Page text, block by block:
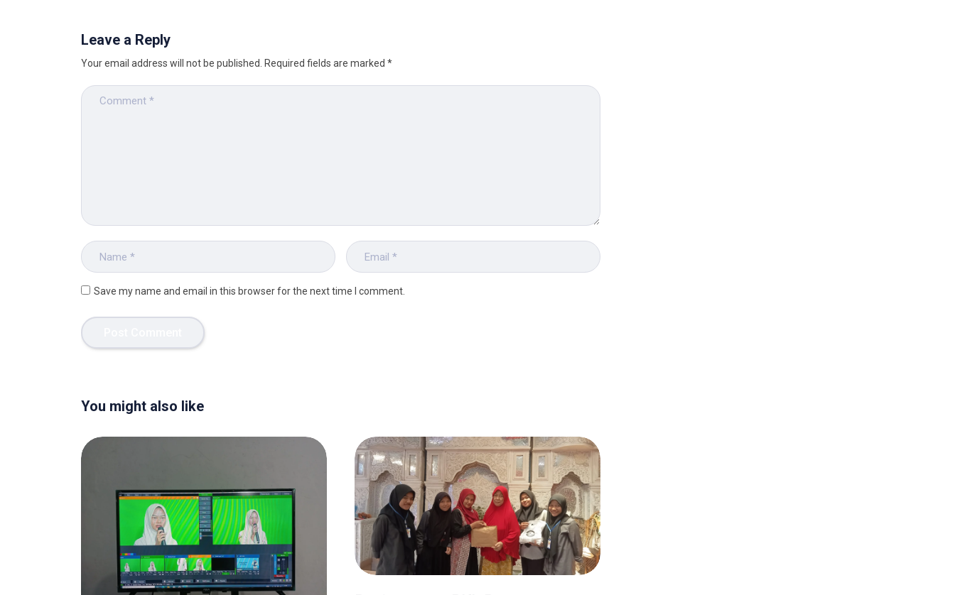
Leave a Reply
Your email address will not be published. Required fields are marked *
Save my name and email in this browser for the next time I comment.
You might also like